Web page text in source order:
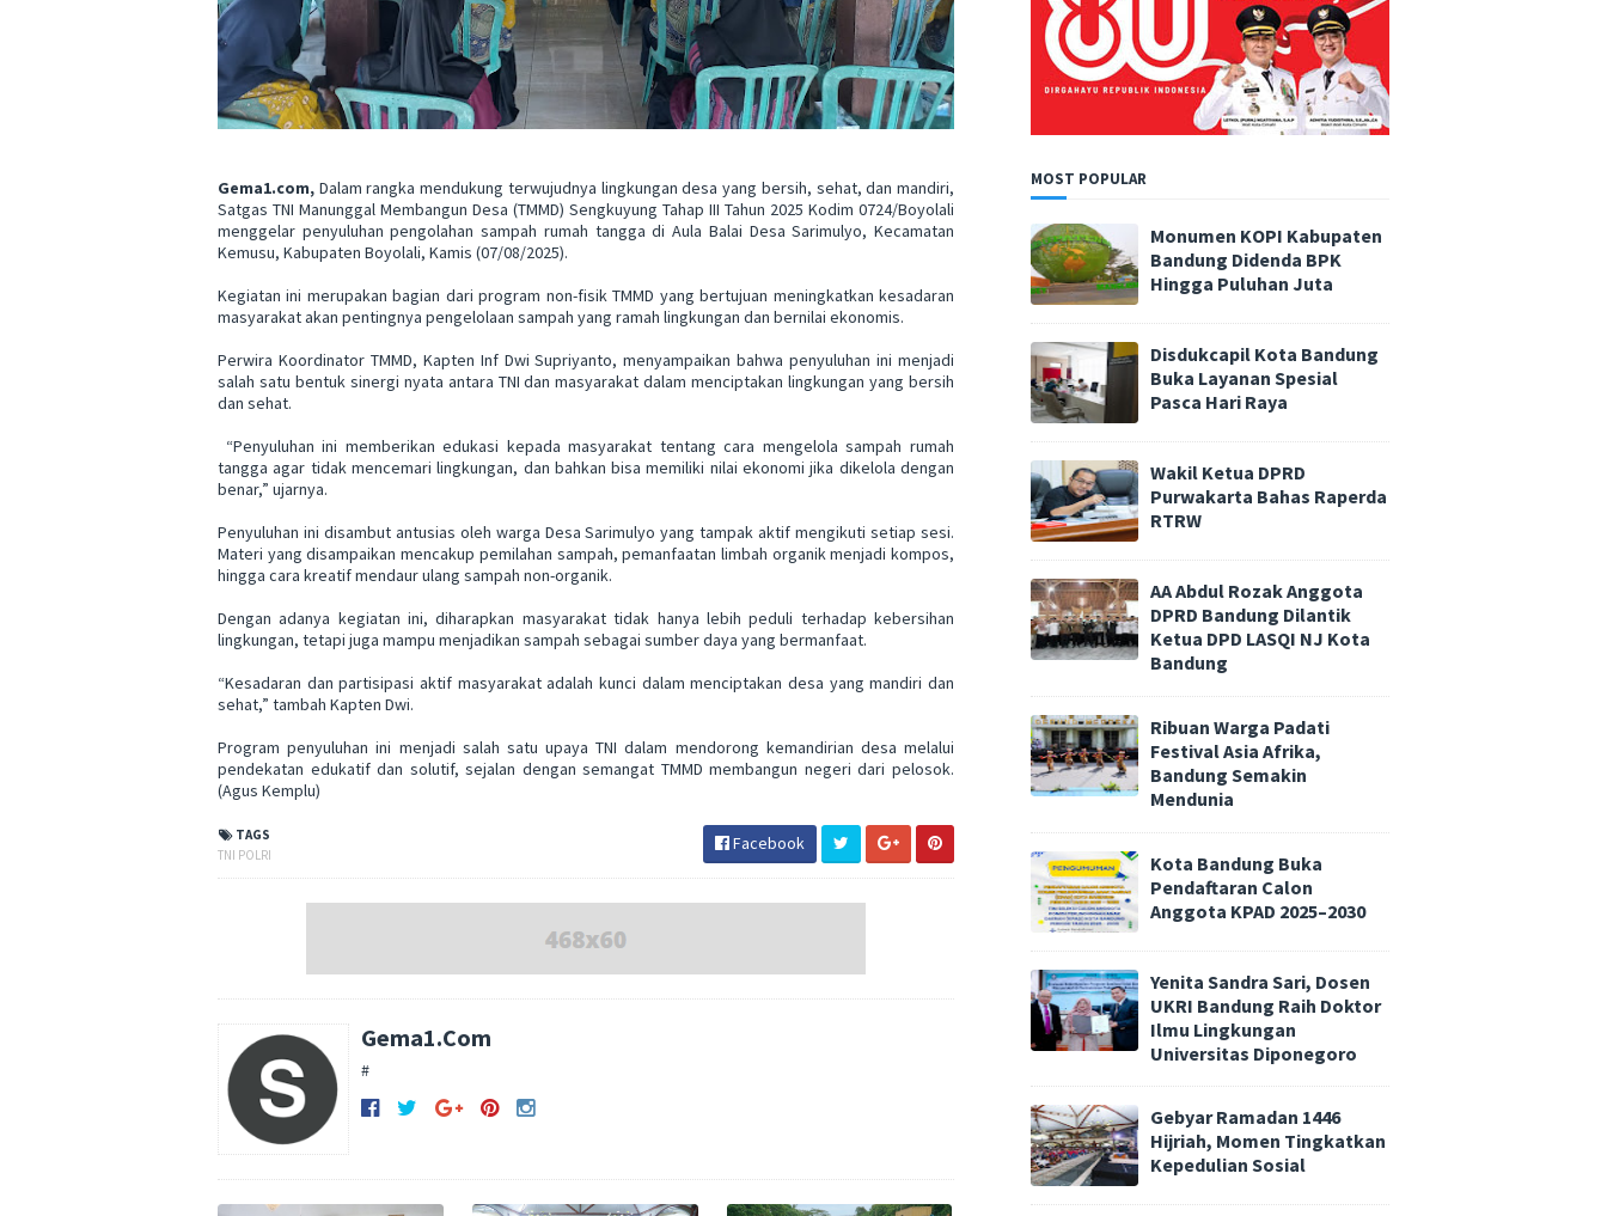
Gema1.com, Dalam rangka mendukung terwujudnya lingkungan desa yang bersih, sehat, dan mandiri,
Satgas TNI Manunggal Membangun Desa (TMMD) Sengkuyung Tahap III Tahun 2025 Kodim 0724/Boyolali
menggelar penyuluhan pengolahan sampah rumah tangga di Aula Balai Desa Sarimulyo, Kecamatan
Kemusu, Kabupaten Boyolali, Kamis (07/08/2025).
Kegiatan ini merupakan bagian dari program non-fisik TMMD yang bertujuan meningkatkan kesadaran
masyarakat akan pentingnya pengelolaan sampah yang ramah lingkungan dan bernilai ekonomis.
Perwira Koordinator TMMD, Kapten Inf Dwi Supriyanto, menyampaikan bahwa penyuluhan ini menjadi
salah satu bentuk sinergi nyata antara TNI dan masyarakat dalam menciptakan lingkungan yang bersih
dan sehat.
“Penyuluhan ini memberikan edukasi kepada masyarakat tentang cara mengelola sampah rumah
tangga agar tidak mencemari lingkungan, dan bahkan bisa memiliki nilai ekonomi jika dikelola dengan
benar,” ujarnya.
Penyuluhan ini disambut antusias oleh warga Desa Sarimulyo yang tampak aktif mengikuti setiap sesi.
Materi yang disampaikan mencakup pemilahan sampah, pemanfaatan limbah organik menjadi kompos,
hingga cara kreatif mendaur ulang sampah non-organik.
Dengan adanya kegiatan ini, diharapkan masyarakat tidak hanya lebih peduli terhadap kebersihan
lingkungan, tetapi juga mampu menjadikan sampah sebagai sumber daya yang bermanfaat.
“Kesadaran dan partisipasi aktif masyarakat adalah kunci dalam menciptakan desa yang mandiri dan
sehat,” tambah Kapten Dwi.
Program penyuluhan ini menjadi salah satu upaya TNI dalam mendorong kemandirian desa melalui
pendekatan edukatif dan solutif, sejalan dengan semangat TMMD membangun negeri dari pelosok.
(Agus Kemplu)
TAGS
TNI POLRI
Facebook
Gema1.Com
#
MOST POPULAR
Monumen KOPI Kabupaten
Bandung Didenda BPK
Hingga Puluhan Juta
Disdukcapil Kota Bandung
Buka Layanan Spesial
Pasca Hari Raya
Wakil Ketua DPRD
Purwakarta Bahas Raperda
RTRW
AA Abdul Rozak Anggota
DPRD Bandung Dilantik
Ketua DPD LASQI NJ Kota
Bandung
Ribuan Warga Padati
Festival Asia Afrika,
Bandung Semakin
Mendunia
Kota Bandung Buka
Pendaftaran Calon
Anggota KPAD 2025–2030
Yenita Sandra Sari, Dosen
UKRI Bandung Raih Doktor
Ilmu Lingkungan
Universitas Diponegoro
Gebyar Ramadan 1446
Hijriah, Momen Tingkatkan
Kepedulian Sosial